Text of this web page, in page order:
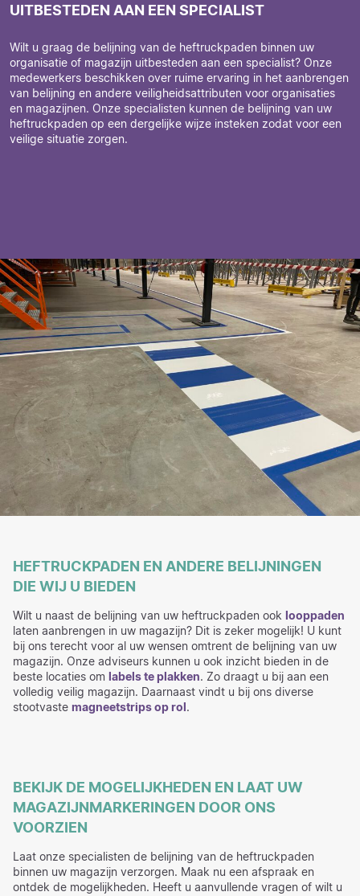
UITBESTEDEN AAN EEN SPECIALIST
Wilt u graag de belijning van de heftruckpaden binnen uw
organisatie of magazijn uitbesteden aan een specialist? Onze
medewerkers beschikken over ruime ervaring in het aanbrengen
van belijning en andere veiligheidsattributen voor organisaties
en magazijnen. Onze specialisten kunnen de belijning van uw
heftruckpaden op een dergelijke wijze insteken zodat voor een
veilige situatie zorgen.
HEFTRUCKPADEN EN ANDERE BELIJNINGEN
DIE WIJ U BIEDEN
Wilt u naast de belijning van uw heftruckpaden ook looppaden
laten aanbrengen in uw magazijn? Dit is zeker mogelijk! U kunt
bij ons terecht voor al uw wensen omtrent de belijning van uw
magazijn. Onze adviseurs kunnen u ook inzicht bieden in de
beste locaties om labels te plakken. Zo draagt u bij aan een
volledig veilig magazijn. Daarnaast vindt u bij ons diverse
stootvaste magneetstrips op rol.
BEKIJK DE MOGELIJKHEDEN EN LAAT UW
MAGAZIJNMARKERINGEN DOOR ONS
VOORZIEN
Laat onze specialisten de belijning van de heftruckpaden
binnen uw magazijn verzorgen. Maak nu een afspraak en
ontdek de mogelijkheden. Heeft u aanvullende vragen of wilt u